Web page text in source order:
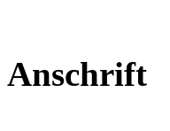
Anschrift